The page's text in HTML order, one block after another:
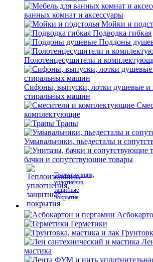
ванных комнат и аксессуары
Мойки и
Подводка гибкая
Поддоны
Полотенцесушители и
Сифоны, выпуски, лотки душевые и
стиральных машин
комплектующие
Трапы
Умывальники, пьедесталы и
бачки и сопутствующие товары
Теплоизоляция,
уплотнения,
защитные
покрытия
Герметики
мастика